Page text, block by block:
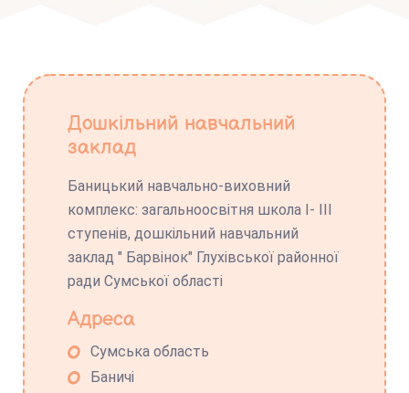
Дошкільний навчальний
заклад
Баницький навчально-виховний
комплекс: загальноосвітня школа І- ІІІ
ступенів, дошкільний навчальний
заклад " Барвінок" Глухівської районної
ради Сумської області
Адреса
Сумська область
Баничі